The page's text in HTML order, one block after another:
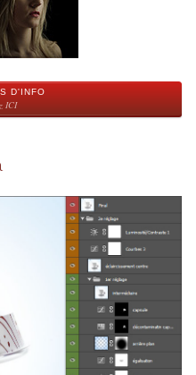
D'INFO
ICI